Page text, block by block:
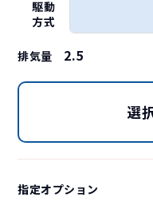
駆動
方式
排気量 2.5
選
指定オプション